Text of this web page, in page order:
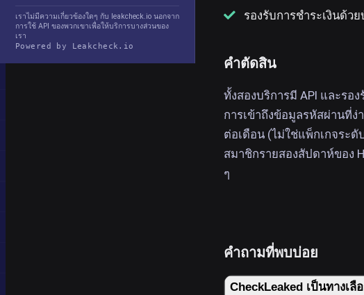
เราไม่มีความเกี่ยวข้องใดๆ กับ leakcheck.io นอกจาก
การใช้ API ของพวกเขาเพื่อให้บริการบางส่วนของ
เรา
Powered by Leakcheck.io
รองรับการชำระเงินด้ว
คำตัดสิน
ทั้งสองบริการมี API และรอ
การเข้าถึงข้อมูลรหัสผ่านที่ง่
ต่อเดือน (ไม่ใช่แพ็กเกจระ
สมาชิกรายสองสัปดาห์ของ
ๆ
คำถามที่พบบ่อย
CheckLeaked เป็นทางเ